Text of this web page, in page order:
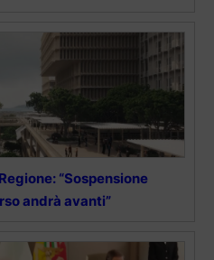
“Sospensione
andrà avanti”